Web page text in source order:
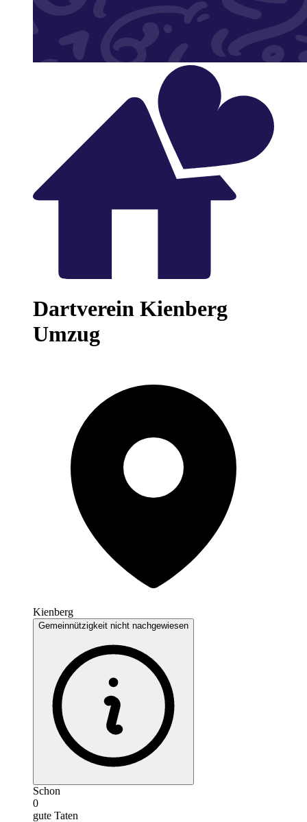
Dartverein Kienberg
Umzug
Kienberg
Gemeinnützigkeit nicht nachgewiesen
Schon
0
gute Taten